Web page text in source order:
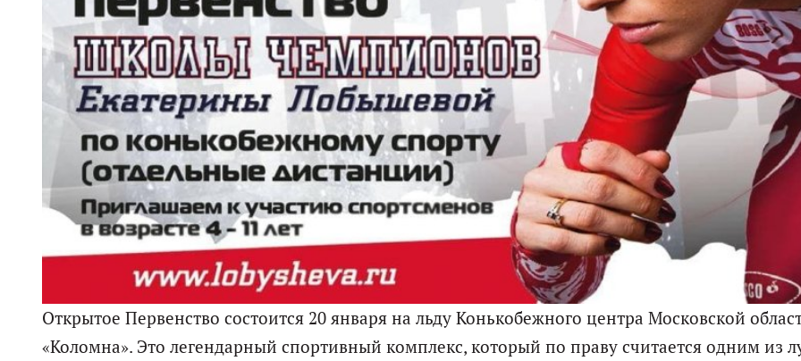
Открытое Первенство состоится 20 января на льду Конькобежного центра Московской
«Коломна». Это легендарный спортивный комплекс, который по праву считается одним из